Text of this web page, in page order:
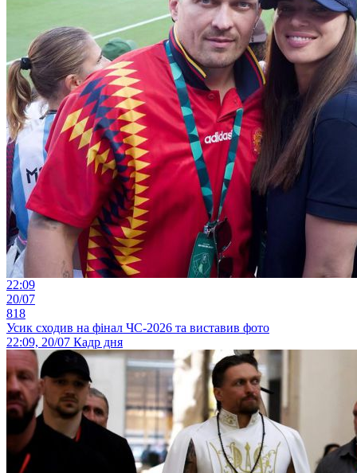
22:09
20/07
818
Усик сходив на фінал ЧС-2026 та виставив фото
22:09, 20/07 Кадр дня